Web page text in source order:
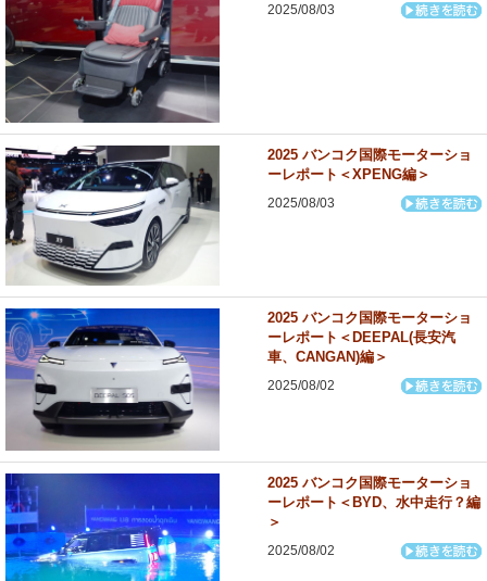
2025/08/03
2025 バンコク国際モーターショ
ーレポート＜XPENG編＞
2025/08/03
2025 バンコク国際モーターショ
ーレポート＜DEEPAL(長安汽
車、CANGAN)編＞
2025/08/02
2025 バンコク国際モーターショ
ーレポート＜BYD、水中走行？編
＞
2025/08/02